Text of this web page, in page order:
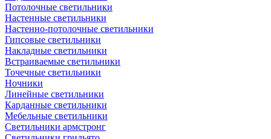
Потолочные светильники
Настенные светильники
Настенно-потолочные светильники
Гипсовые светильники
Накладные светильники
Встраиваемые светильники
Точечные светильники
Ночники
Линейные светильники
Карданные светильники
Мебельные светильники
Светильники армстронг